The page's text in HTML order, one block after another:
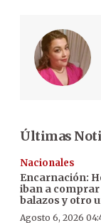
Últimas
Nacionales
Encarnación:
iban a
balazos y otro
Agosto 6, 2026